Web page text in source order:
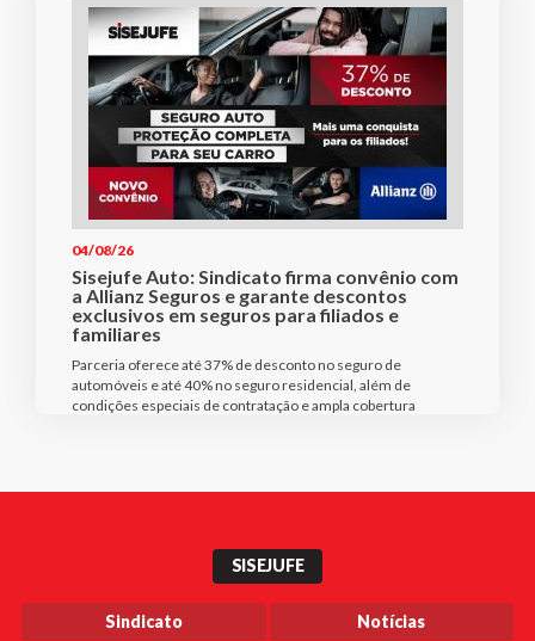
04/08/26
Sisejufe Auto: Sindicato firma convênio com
a Allianz Seguros e garante descontos
exclusivos em seguros para filiados e
familiares
Parceria oferece até 37% de desconto no seguro de
automóveis e até 40% no seguro residencial, além de
condições especiais de contratação e ampla cobertura
SISEJUFE
Sindicato Notícias